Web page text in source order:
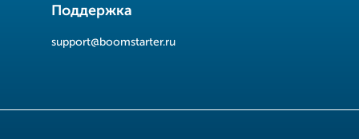
Поддержка
support@boomstarter.ru